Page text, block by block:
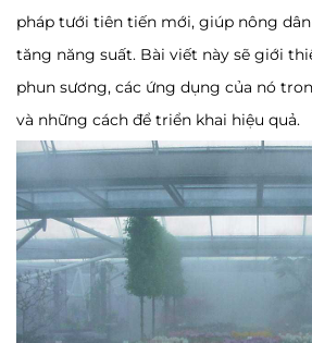
pháp tưới tiên tiến mới, giúp nông
tăng năng suất. Bài viết này sẽ giới
phun sương, các ứng dụng của nó
và những cách để triển khai hiệu quả.